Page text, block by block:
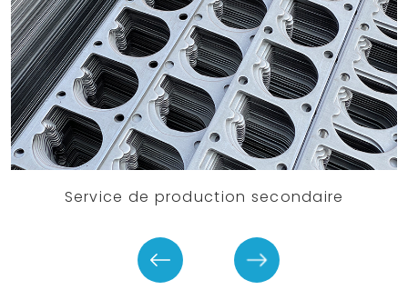
Service de production secondaire